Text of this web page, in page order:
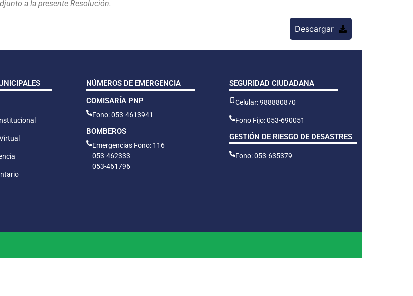
a la presente Resolución.
Descargar
NÚMEROS DE EMERGENCIA
COMISARÍA PNP
Fono: 053-4613941
BOMBEROS
Emergencias Fono: 116
053-462333
053-461796
SEGURIDAD CIUDADANA
Celular: 988880870
Fono Fijo: 053-690051
GESTIÓN DE RIESGO DE DESASTRES
Fono: 053-635379